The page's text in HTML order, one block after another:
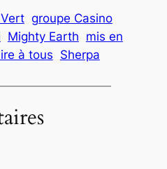
groupe Casino
Mighty Earth mis en
à tous Sherpa